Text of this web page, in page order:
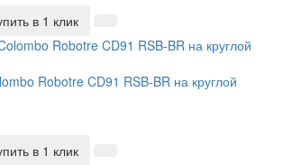
в 1 клик
Robotre CD91 RSB-BR на круглой
в 1 клик